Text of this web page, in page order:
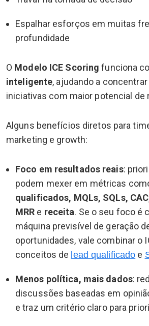
Espalhar esforços em muitas
profundidade
O Modelo ICE Scoring funciona
inteligente, ajudando a
iniciativas com maior potencial de
Alguns benefícios diretos para
marketing e growth:
Foco em resultados reais:
podem mexer em métricas
qualificados, MQLs, SQLs,
MRR e receita. Se o seu foco é
máquina previsível de geração
oportunidades, vale combinar o
conceitos de lead qualificado e
Menos política, mais dados:
discussões baseadas em
e traz um critério claro para